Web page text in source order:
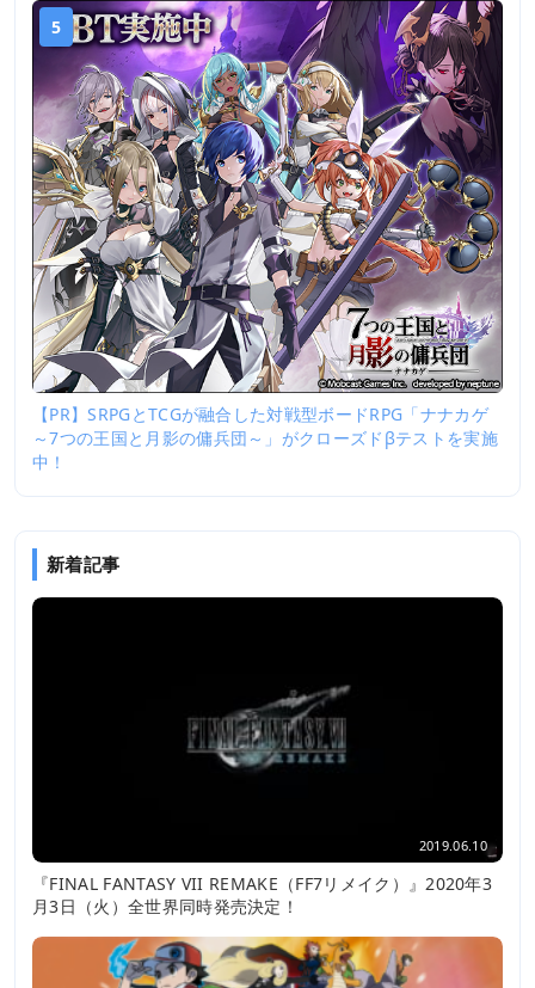
5
【PR】SRPGとTCGが融合した対戦型ボードRPG「ナナカゲ
～7つの王国と月影の傭兵団～」がクローズドβテストを実施
中！
新着記事
2019.06.10
『FINAL FANTASY VII REMAKE（FF7リメイク）』2020年3
月3日（火）全世界同時発売決定！